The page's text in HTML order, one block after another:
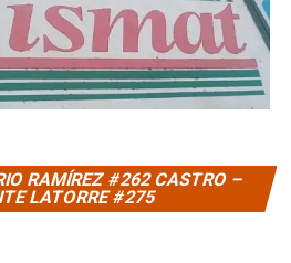
RAMÍREZ #262 CASTRO –
LATORRE #275